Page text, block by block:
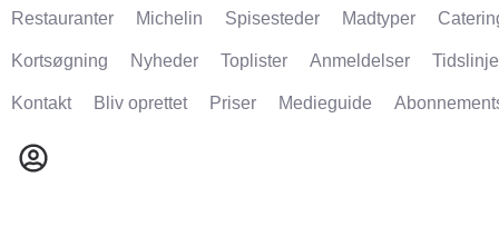
Restauranter Michelin Spisesteder Madtyper
Kortsøgning Nyheder Toplister Anmeldelser Tidslinje
Kontakt Bliv oprettet Priser Medieguide